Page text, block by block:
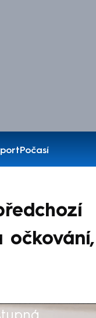
Počasí
očkování,